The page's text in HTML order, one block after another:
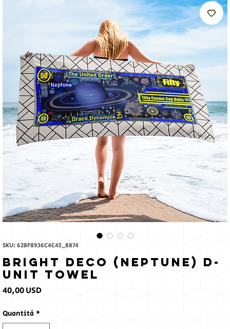
come
il
sole
SKU: 62BF8936C4C45_8874
Bright Deco (Neptune) D-
Unit Towel
40,00 USDPrezzo
Quantità *